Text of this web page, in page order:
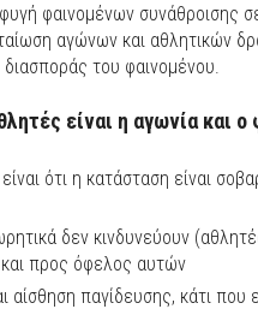
φαινομένων συνάθροισης
αγώνων και αθλητικών
του φαινομένου.
είναι η αγωνία και ο
ότι η κατάσταση είναι
δεν κινδυνεύουν
και προς όφελος αυτών
αίσθηση παγίδευσης, κάτι που